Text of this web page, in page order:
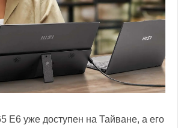
E6 уже доступен на Тайване, а его